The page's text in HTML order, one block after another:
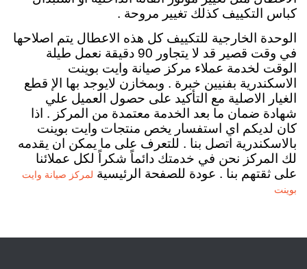
كباس التكييف كذلك تغيير مروحة .
الوحدة الخارجية للتكييف كل هذه الاعطال يتم اصلاحها
في وقت قصير قد لا يتجاور 90 دقيقة نعمل طيلة
الوقت لخدمة عملاء مركز صيانة وايت بوينت
الاسكندرية بفنيين خبرة . وبمخازن لايوجد بها الإ قطع
الغيار الاصلية مع التأكيد على حصول العميل علي
شهادة ضمان ما بعد الخدمة معتمدة من المركز . اذا
كان لديكم اي استفسار يخص منتجات وايت بوينت
بالاسكندرية اتصل بنا . للتعرف على ما يمكن ان يقدمه
لك المركز نحن في خدمتك دائماً شكراً لكل عملائنا
على ثقتهم بنا . عودة للصفحة الرئيسية لمركز صيانة وايت
بوينت